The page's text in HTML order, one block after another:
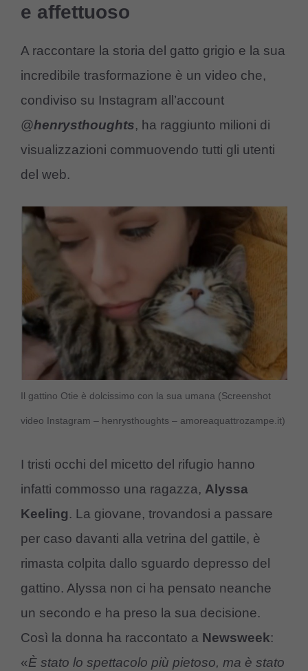
e affettuoso
A raccontare la storia del gatto grigio e la sua
incredibile trasformazione è un video che,
condiviso su Instagram all’account
@henrysthoughts, ha raggiunto milioni di
visualizzazioni commuovendo tutti gli utenti
del web.
Il gattino Otie è dolcissimo con la sua umana (Screenshot
video Instagram – henrysthoughts – amoreaquattrozampe.it)
I tristi occhi del micetto del rifugio hanno
infatti commosso una ragazza, Alyssa
Keeling. La giovane, trovandosi a passare
per caso davanti alla vetrina del gattile, è
rimasta colpita dallo sguardo depresso del
gattino. Alyssa non ci ha pensato neanche
un secondo e ha preso la sua decisione.
Così la donna ha raccontato a Newsweek:
«È stato lo spettacolo più pietoso, ma è stato